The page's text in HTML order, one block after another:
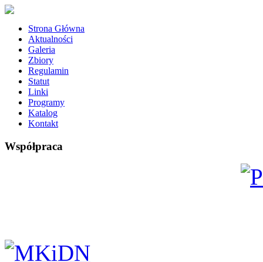
Strona Główna
Aktualności
Galeria
Zbiory
Regulamin
Statut
Linki
Programy
Katalog
Kontakt
Współpraca